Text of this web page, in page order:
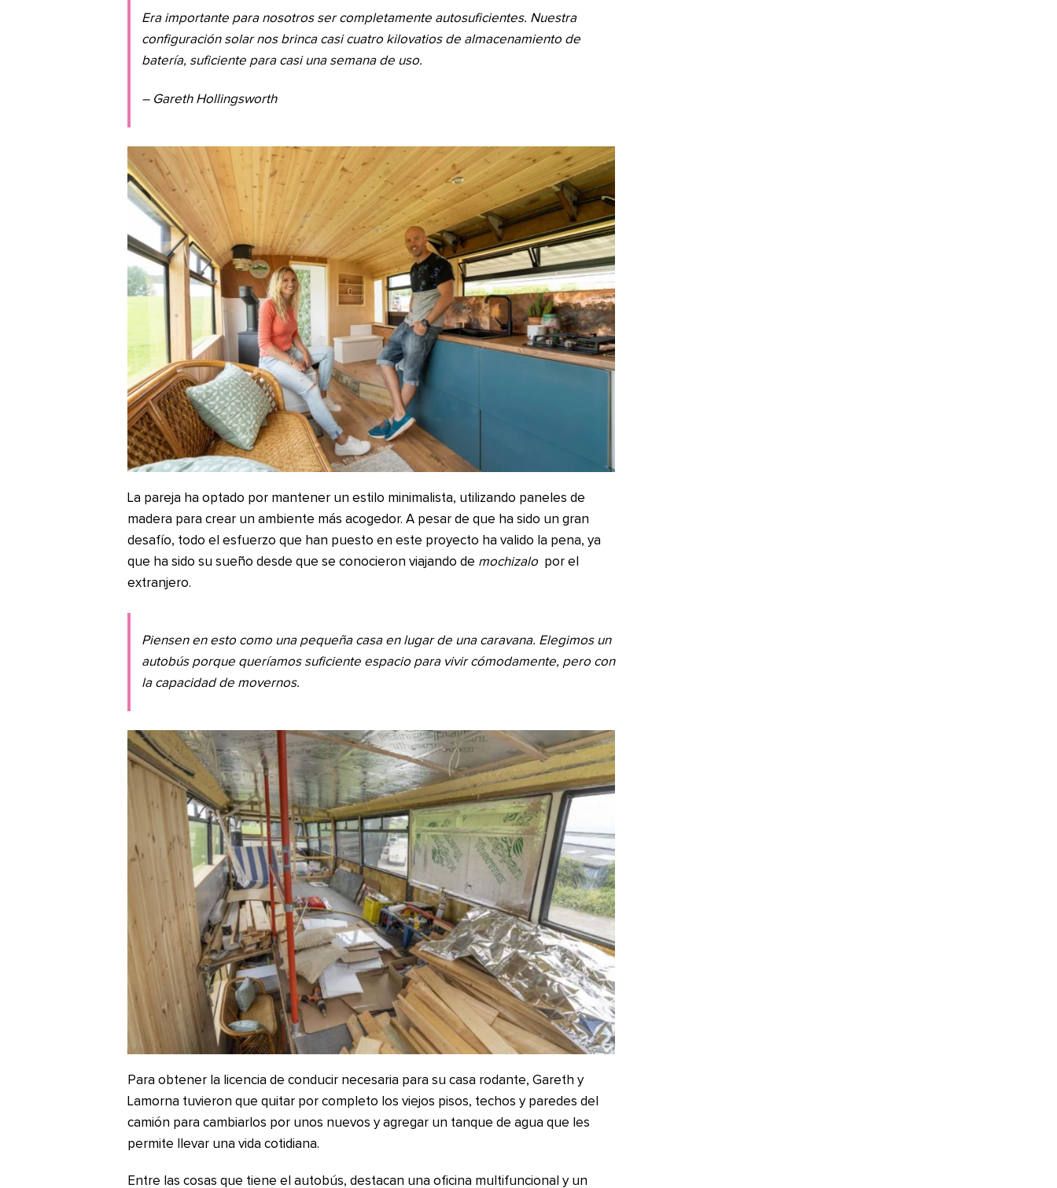
Era importante para nosotros ser completamente autosuficientes. Nuestra
configuración solar nos brinca casi cuatro kilovatios de almacenamiento de
batería, suficiente para casi una semana de uso.
– Gareth Hollingsworth
La pareja ha optado por mantener un estilo minimalista, utilizando paneles de
madera para crear un ambiente más acogedor. A pesar de que ha sido un gran
desafío, todo el esfuerzo que han puesto en este proyecto ha valido la pena, ya
que ha sido su sueño desde que se conocieron viajando de mochizalo por el
extranjero.
Piensen en esto como una pequeña casa en lugar de una caravana. Elegimos un
autobús porque queríamos suficiente espacio para vivir cómodamente, pero con
la capacidad de movernos.
Para obtener la licencia de conducir necesaria para su casa rodante, Gareth y
Lamorna tuvieron que quitar por completo los viejos pisos, techos y paredes del
camión para cambiarlos por unos nuevos y agregar un tanque de agua que les
permite llevar una vida cotidiana.
Entre las cosas que tiene el autobús, destacan una oficina multifuncional y un